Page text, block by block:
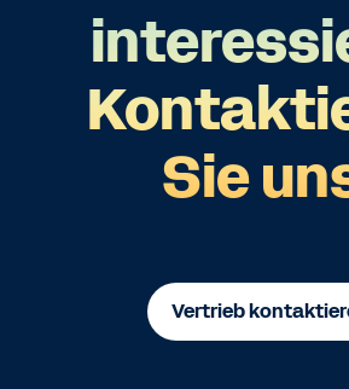
Sie
Vertrieb